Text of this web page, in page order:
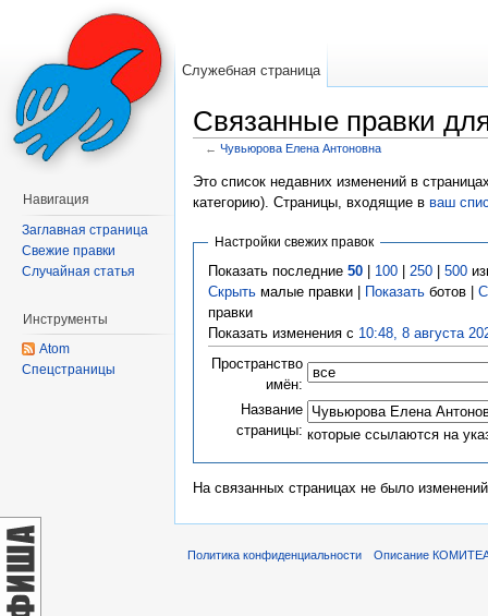
Связанные правки
← Чувьюрова Елена Антоновна
Это список недавних изменений в
категорию). Страницы, входящие в ваш
Настройки свежих правок
Показать последние 50| 100| 250| 500
Скрытьмалые правки | Показатьботов |
правки
Показать изменения с 10:48, 8 августа
Пространство
имён:
Название
страницы: которые ссылаются на
На связанных страницах не было
Служебная страница
Навигация
Заглавная страница
Свежие правки
Случайная статья
Инструменты
Atom
Спецстраницы
Политика конфиденциальности Описание